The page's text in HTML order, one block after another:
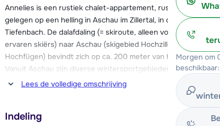
Morgen om
beschikbaar:
Annelies is een rustiek chalet-appartement, rustig en zonnig
gelegen op een helling in Aschau im Zillertal, in de wijk
Tiefenbach. De dalafdaling (= skiroute, alleen voor zeer
ervaren skiërs) naar Aschau (skigebied Hochzillertal-
Hochfügen) bevindt zich op ca. 200 meter van het chalet.
Vanuit Aschau zijn diverse wintersportgebieden van het
Zillertal eenvoudig bereikbaar per gratis skibus (vanuit het
dorp) of met de auto. Op 6,9 km afstand vind je de skilift van
Kaltenbach, die je toegang geeft tot het Hochfügen-
Hochzillertal skigebied. Vanuit Zell am Ziller, gelegen op 6 km
Lees de volledige omschrijving
Indeling